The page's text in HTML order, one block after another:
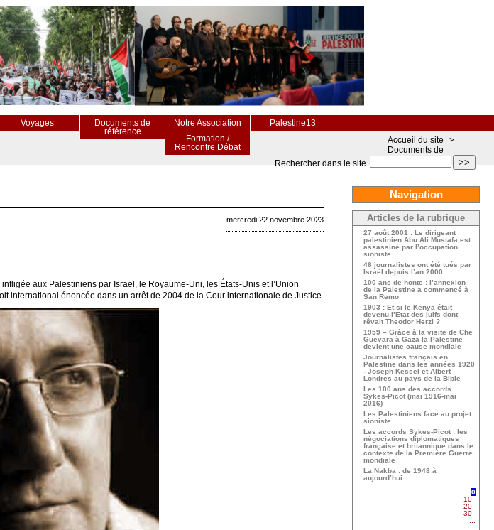
Voyages
Documents de
référence
Notre Association
Palestine13
Formation /
Rencontre Débat
>>
Rechercher dans le site
Accueil du site
>
Documents de
mercredi 22 novembre 2023
aux Palestiniens par Israël, le Royaume-Uni, les États-Unis et l’Union
international énoncée dans un arrêt de 2004 de la Cour internationale de Justice.
Navigation
Articles de la rubrique
27 août 2001 : Le dirigeant
palestinien Abu Ali Mustafa est
assassiné par l’occupation
sioniste
46 journalistes ont été tués par
Israël depuis l’an 2000
100 ans de honte : l’annexion
de la Palestine a commencé à
San Remo
1903 : Et si le Kenya était
devenu l’Etat des juifs dont
rêvait Theodor Herzl ?
1959 – Grâce à la visite de Che
Guevara à Gaza la Palestine
devient une cause mondiale
Journalistes français en
Palestine dans les années 1920
- Joseph Kessel et Albert
Londres au pays de la Bible
Les 100 ans des accords
Sykes-Picot (mai 1916-mai
2016)
Les Palestiniens face au projet
sioniste
Les accords Sykes-Picot : les
négociations diplomatiques
française et britannique dans le
contexte de la Première Guerre
mondiale
La Nakba : de 1948 à
aujourd’hui
0
10
20
30